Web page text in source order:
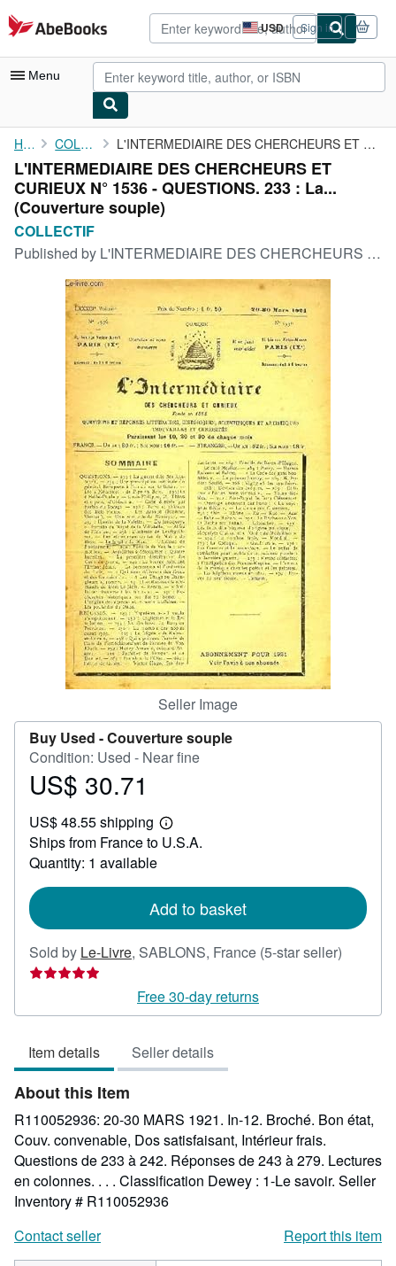
Skip to main content
AbeBooks.com USD
Site
shopping
preferences
Sign in
Menu
My Account
My Purchases
Advanced Search
Browse Collections
Art & Collectibles
Textbooks
Start Selling
CLOSE
Home COLLECTIF L'INTERMEDIAIRE DES CHERCHEURS ET CURIEUX N° 1536 - QUESTIONS. ...
L'INTERMEDIAIRE DES CHERCHEURS ET
CURIEUX N° 1536 - QUESTIONS. 233 : La...
(Couverture souple)
COLLECTIF
Published by L'INTERMEDIAIRE DES CHERCHEURS ET CURIEUX 20-30 MARS 1921, 1921
Seller Image
Buy Used -Couverture souple
Condition: Used - Near fine
Price
30.71
US$ 30.71
US$ 48.55 shipping
Learn
more
Ships from France to U.S.A.
Quantity: 1 available
Add to basket
Sold by Le-Livre, SABLONS, France (5-star seller)
out
Free 30-day returns
Item details Seller details
About this Item
R110052936: 20-30 MARS 1921. In-12. Broché. Bon état,
Couv. convenable, Dos satisfaisant, Intérieur frais.
Questions de 233 à 242. Réponses de 243 à 279. Lectures
en colonnes. . . . Classification Dewey : 1-Le savoir. Seller
Inventory # R110052936
Contact seller
Report this item